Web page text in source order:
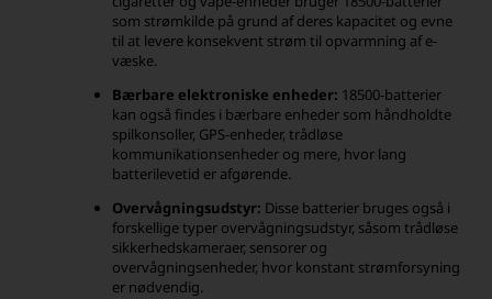
som strømkilde på grund af deres kapacitet og evne
til at levere konsekvent strøm til opvarmning af e-
væske.
Bærbare elektroniske enheder: 18500-batterier
kan også findes i bærbare enheder som håndholdte
spilkonsoller, GPS-enheder, trådløse
kommunikationsenheder og mere, hvor lang
batterilevetid er afgørende.
Overvågningsudstyr: Disse batterier bruges også i
forskellige typer overvågningsudstyr, såsom trådløse
sikkerhedskameraer, sensorer og
overvågningsenheder, hvor konstant strømforsyning
er nødvendig.